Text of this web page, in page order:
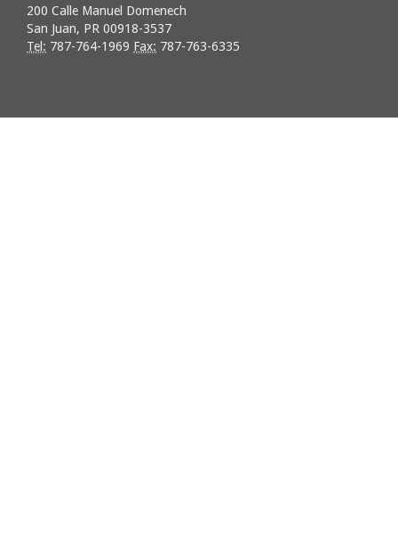
200 Calle Manuel Domenech
San Juan, PR 00918-3537
Tel: 787-764-1969 Fax: 787-763-6335